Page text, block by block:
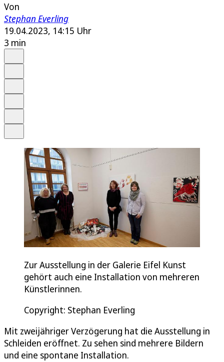
Von
Stephan Everling
19.04.2023, 14:15 Uhr
3 min
Zur Ausstellung in der Galerie Eifel Kunst
gehört auch eine Installation von mehreren
Künstlerinnen.
Copyright: Stephan Everling
Mit zweijähriger Verzögerung hat die Ausstellung in
Schleiden eröffnet. Zu sehen sind mehrere Bildern
und eine spontane Installation.